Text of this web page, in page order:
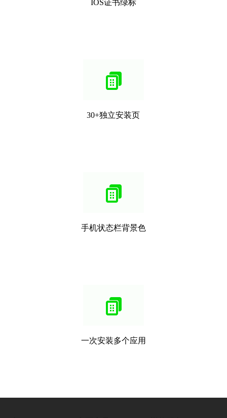
IOS证书绿标
30+独立安装页
手机状态栏背景色
一次安装多个应用